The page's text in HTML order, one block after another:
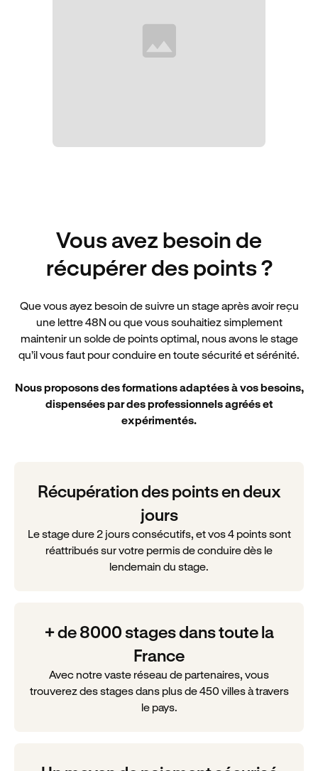
Vous avez besoin de
récupérer des points ?
Que vous ayez besoin de suivre un stage après avoir reçu
une lettre 48N ou que vous souhaitiez simplement
maintenir un solde de points optimal, nous avons le stage
qu’il vous faut pour conduire en toute sécurité et sérénité.
Nous proposons des formations adaptées à vos besoins,
dispensées par des professionnels agréés et
expérimentés.
Récupération des points en deux
jours
Le stage dure 2 jours consécutifs, et vos 4 points sont
réattribués sur votre permis de conduire dès le
lendemain du stage.
+ de 8000 stages dans toute la
France
Avec notre vaste réseau de partenaires, vous
trouverez des stages dans plus de 450 villes à travers
le pays.